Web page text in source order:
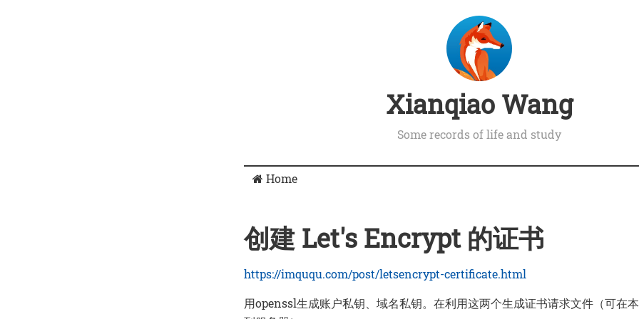
Xianqiao Wang
Some records of life and study
Home
创建 Let's Encrypt 的证书
https://imququ.com/post/letsencrypt-certificate.html
用openssl生成账户私钥、域名私钥。在利用这两个生成证书请求文件（可在